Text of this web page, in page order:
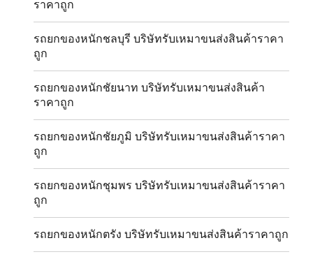
ราคาถูก
รถยกของหนักชลบุรี บริษัทรับเหมาขนส่งสินค้าราคา
ถูก
รถยกของหนักชัยนาท บริษัทรับเหมาขนส่งสินค้า
ราคาถูก
รถยกของหนักชัยภูมิ บริษัทรับเหมาขนส่งสินค้าราคา
ถูก
รถยกของหนักชุมพร บริษัทรับเหมาขนส่งสินค้าราคา
ถูก
รถยกของหนักตรัง บริษัทรับเหมาขนส่งสินค้าราคาถูก